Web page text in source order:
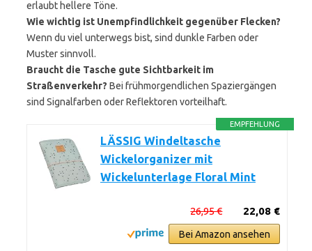
erlaubt hellere Töne.
Wie wichtig ist Unempfindlichkeit gegenüber Flecken?
Wenn du viel unterwegs bist, sind dunkle Farben oder
Muster sinnvoll.
Braucht die Tasche gute Sichtbarkeit im
Straßenverkehr? Bei frühmorgendlichen Spaziergängen
sind Signalfarben oder Reflektoren vorteilhaft.
EMPFEHLUNG
LÄSSIG Windeltasche
Wickelorganizer mit
Wickelunterlage Floral Mint
22,08 €
26,95 €
Bei Amazon ansehen